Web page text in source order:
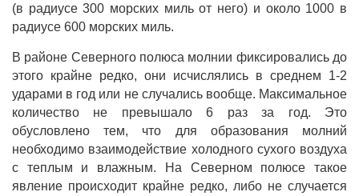
(в радиусе 300 морских миль от него) и около 1000 в
радиусе 600 морских миль.
В районе Северного полюса молнии фиксировались до
этого крайне редко, они исчислялись в среднем 1-2
ударами в год или не случались вообще. Максимальное
количество не превышало 6 раз за год. Это
обусловлено тем, что для образования молний
необходимо взаимодействие холодного сухого воздуха
с теплым и влажным. На Северном полюсе такое
явление происходит крайне редко, либо не случается